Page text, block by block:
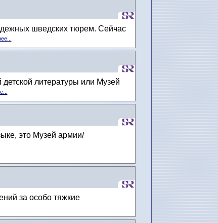
шведских тюрем. Сейчас
литературы или Музей
это Музей армии/
за особо тяжкие